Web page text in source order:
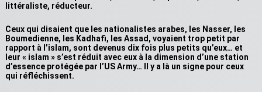
littéraliste, réducteur.
Ceux qui disaient que les nationalistes arabes, les Nasser, les
Boumedienne, les Kadhafi, les Assad, voyaient trop petit par
rapport à l’islam, sont devenus dix fois plus petits qu’eux… et
leur « islam » s’est réduit avec eux à la dimension d’une station
d’essence protégée par l’US Army… Il y a là un signe pour ceux
qui réfléchissent.